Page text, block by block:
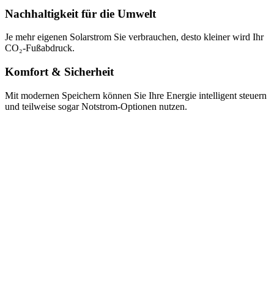
Nachhaltigkeit für die Umwelt
Je mehr eigenen Solarstrom Sie verbrauchen, desto kleiner wird Ihr
CO₂-Fußabdruck.
Komfort & Sicherheit
Mit modernen Speichern können Sie Ihre Energie intelligent steuern
und teilweise sogar Notstrom-Optionen nutzen.